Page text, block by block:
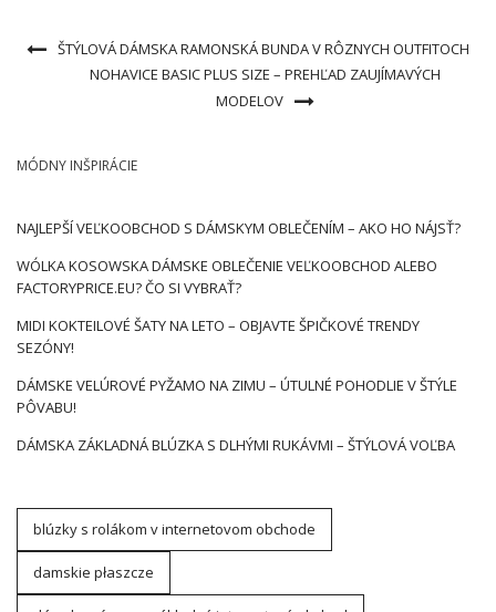
ŠTÝLOVÁ DÁMSKA RAMONSKÁ BUNDA V RÔZNYCH OUTFITOCH
NOHAVICE BASIC PLUS SIZE – PREHĽAD ZAUJÍMAVÝCH
MODELOV
MÓDNY INŠPIRÁCIE
NAJLEPŠÍ VEĽKOOBCHOD S DÁMSKYM OBLEČENÍM – AKO HO NÁJSŤ?
WÓLKA KOSOWSKA DÁMSKE OBLEČENIE VEĽKOOBCHOD ALEBO
FACTORYPRICE.EU? ČO SI VYBRAŤ?
MIDI KOKTEILOVÉ ŠATY NA LETO – OBJAVTE ŠPIČKOVÉ TRENDY
SEZÓNY!
DÁMSKE VELÚROVÉ PYŽAMO NA ZIMU – ÚTULNÉ POHODLIE V ŠTÝLE
PÔVABU!
DÁMSKA ZÁKLADNÁ BLÚZKA S DLHÝMI RUKÁVMI – ŠTÝLOVÁ VOĽBA
blúzky s rolákom v internetovom obchode
damskie płaszcze